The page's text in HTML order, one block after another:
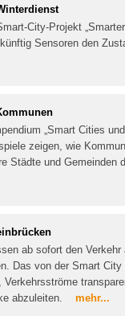
City-Projekt
Sensoren den
„Smart Cities
zeigen, wie
Städte und Gemeinden
ab sofort den
Das von der Smart
abzuleiten. mehr...